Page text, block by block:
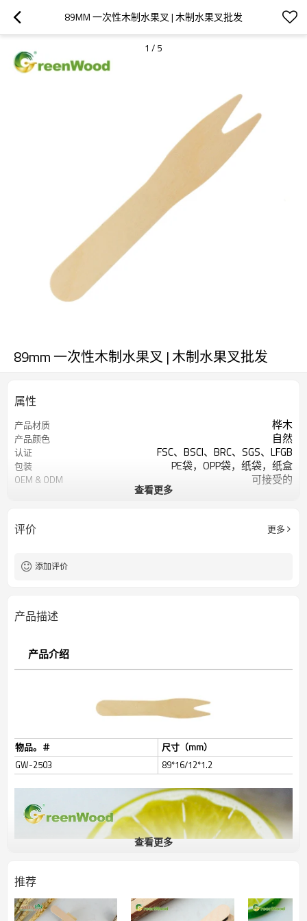
89MM 一次性木制水果叉 | 木制水果叉批发
1 / 5
89mm 一次性木制水果叉 | 木制水果叉批发
属性
产品材质 桦木
产品颜色 自然
认证 FSC、BSCI、BRC、SGS、LFGB
包装 PE袋，OPP袋，纸袋，纸盒
OEM & ODM 可接受的
最小起订量
查看更多
评价 更多
添加评价
产品描述
产品介绍
物品。＃
尺寸（mm）
GW-2503
89*16/12*1.2
查看更多
推荐